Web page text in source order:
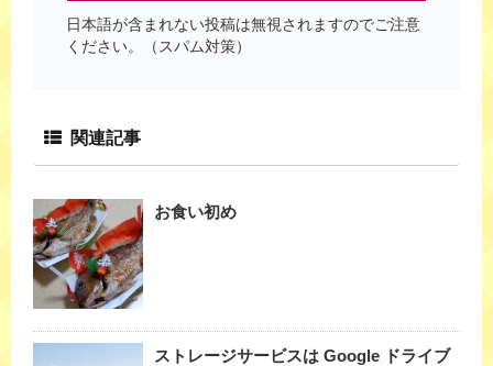
日本語が含まれない投稿は無視されますのでご注意
ください。（スパム対策）
関連記事
お食い初め
ストレージサービスは Google ドライブ